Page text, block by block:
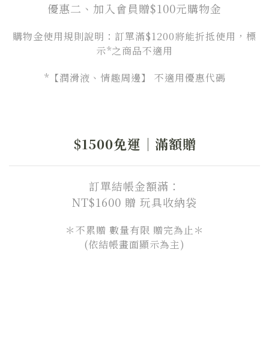
優惠二、加入會員贈$100元購物金
購物金使用規則說明：訂單滿$1200將能折抵使用，標
示*之商品不適用
*【潤滑液、情趣周邊】 不適用優惠代碼
$1500免運｜滿額贈
訂單結帳金額滿：
NT$1600 贈 玩具收納袋
＊不累贈 數量有限 贈完為止＊
(依結帳畫面顯示為主)